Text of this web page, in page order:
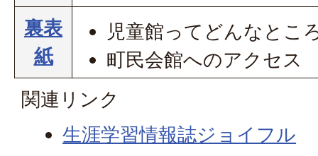
裏表
紙
児童館ってどんなとこ
町民会館へのアクセス
関連リンク
生涯学習情報誌ジョイフル